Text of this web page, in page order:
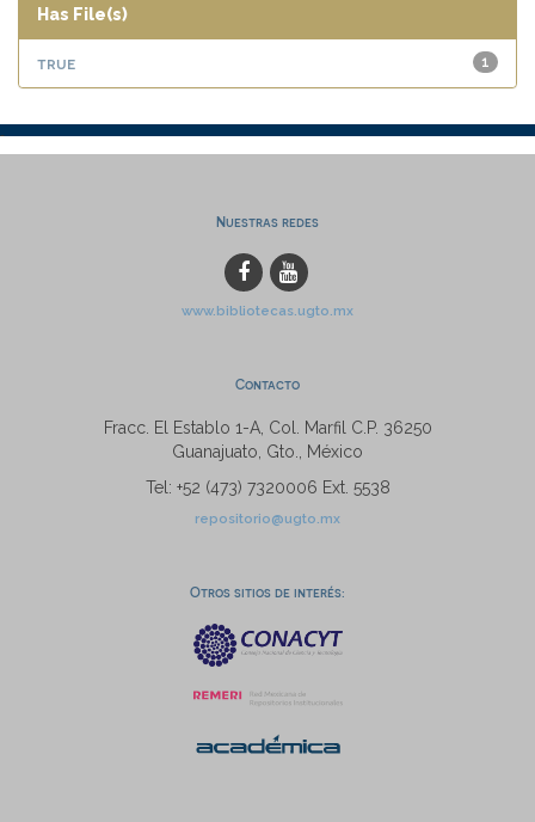
Has File(s)
1
true
Nuestras redes
www.bibliotecas.ugto.mx
Contacto
Fracc. El Establo 1-A, Col. Marfil C.P. 36250
Guanajuato, Gto., México
Tel: +52 (473) 7320006 Ext. 5538
repositorio@ugto.mx
Otros sitios de interés: